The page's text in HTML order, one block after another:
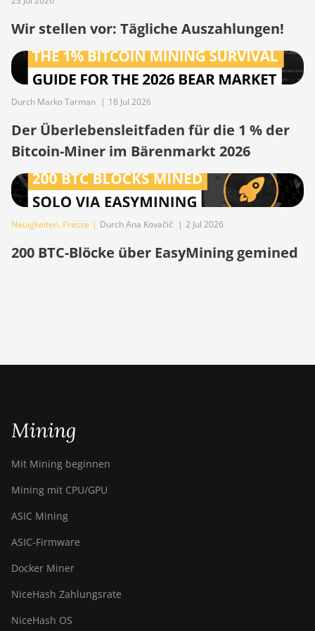
(100TH)
BITMAIN Antminer S19j (90Th)
BITMAIN Antminer S19j Pro
(96Th)
BITMAIN Antminer S19j XP
(151TH)
(120Th)
BITMAIN Antminer S23
(580Th)
BITMAIN Antminer S23 Hyd.
(580Th)
BITMAIN Antminer S23e Hyd
(145Th)
(158Th)
BITMAIN Antminer T21
Wir stellen vor: Tägliche Auszahlungen!
Durch Marko Tarman | 18 Jul 2026
Der Überlebensleitfaden für die 1 % der
Bitcoin-Miner im Bärenmarkt 2026
Neuigkeiten, Presse | Durch Ana Kovačič | 2 Jul 2026
200 BTC-Blöcke über EasyMining gemined
Mining
Mit Mining beginnen
Mining mit CPU/GPU
ASIC Mining
ASIC-Firmware
Docker Miner
NiceHash Zahlungsrate
NiceHash OS